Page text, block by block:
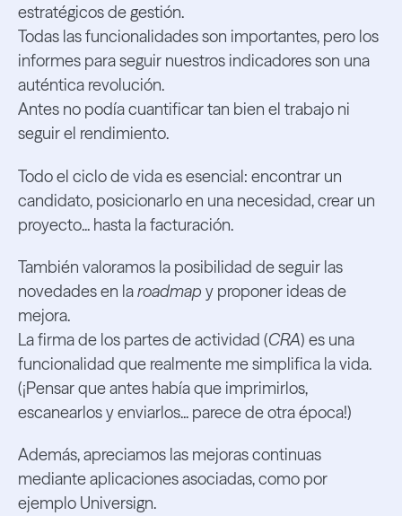
estratégicos de gestión.
Todas las funcionalidades son importantes, pero los
informes para seguir nuestros indicadores son una
auténtica revolución.
Antes no podía cuantificar tan bien el trabajo ni
seguir el rendimiento.
Todo el ciclo de vida es esencial: encontrar un
candidato, posicionarlo en una necesidad, crear un
proyecto... hasta la facturación.
También valoramos la posibilidad de seguir las
novedades en laroadmap y proponer ideas de
mejora.
La firma de los partes de actividad (CRA) es una
funcionalidad que realmente me simplifica la vida.
(¡Pensar que antes había que imprimirlos,
escanearlos y enviarlos... parece de otra época!)
Además, apreciamos las mejoras continuas
mediante aplicaciones asociadas, como por
ejemplo Universign.